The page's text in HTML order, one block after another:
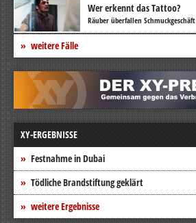
Wer erkennt das Tattoo?
Räuber überfallen Schmuckgeschäft
weitere Fälle
XY-ERGEBNISSE
Festnahme in Dubai
Tödliche Brandstiftung geklärt
weitere Ergebnisse